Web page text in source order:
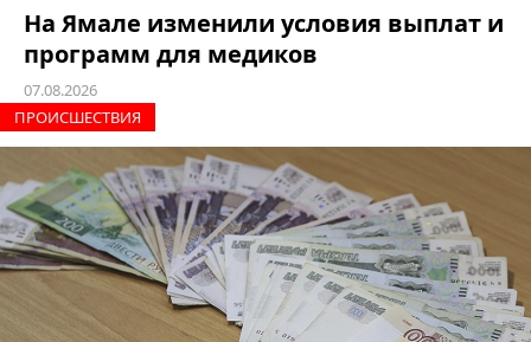
На Ямале изменили условия выплат и
программ для медиков
07.08.2026
ПРОИCШЕСТВИЯ